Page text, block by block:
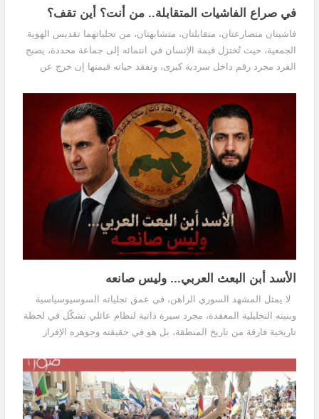
في صراع الفاشيات المتقابلة.. من أنت؟ أين تقف؟
فاشيتان متصارعتان، متقابلتان، متشابهتان، من تجلياتهما تقديس الهوية
الجمعية، حيث تُختزل قيمة الإنسان في انتمائه إلى جماعة محددة، يصبح
الفرد مجرد رقم داخل سردية كبرى، وتفقد حياته قيمتها إن خرج عن
ويصبح المجتمع أكثر استعداداً لتصديق الأكاذيب الكبرى وأكثر قابلية
لتبرير صناعة الطاغية، الطاغية الذي لايحول ولايزول ولا تدركه العقول..
طاغية يفكّر بالنيابة عنك، ويقرر بالنيابة عنك، ويأخذك إلى حيث لايعرف
هو، وعليك أن تُقاد له، وتحتكم إلى حكمته.
الأسد أبن البعث العربي... وليس صانعه
لا يمثل المشهد السوري الراهن، في عمق تجلياته السوسيوسياسية
وبنيته التحليلية المعقدة، مجرد سيرة ذاتية لنظام عائلي تشكّل في لحظة
تاريخية فارقة من تاريخ المنطقة، بل هو في حقيقته وجوهره الإفراز